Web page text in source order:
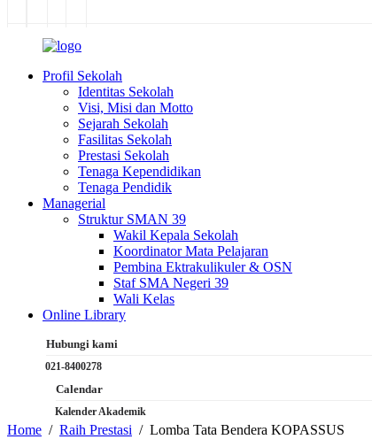
Profil Sekolah
Identitas Sekolah
Visi, Misi dan Motto
Sejarah Sekolah
Fasilitas Sekolah
Prestasi Sekolah
Tenaga Kependidikan
Tenaga Pendidik
Managerial
Struktur SMAN 39
Wakil Kepala Sekolah
Koordinator Mata Pelajaran
Pembina Ektrakulikuler & OSN
Staf SMA Negeri 39
Wali Kelas
Online Library
Hubungi kami
021-8400278
Calendar
Kalender Akademik
Home Raih Prestasi Lomba Tata Bendera KOPASSUS